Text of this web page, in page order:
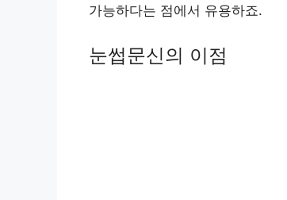
가능하다는 점에서 유용하죠.
눈썹문신의 이점